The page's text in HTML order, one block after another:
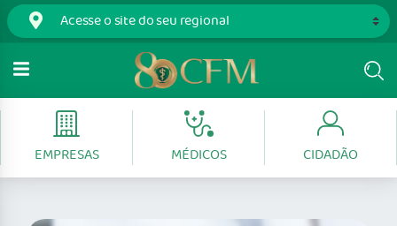
EMPRESAS MÉDICOS CIDADÃO